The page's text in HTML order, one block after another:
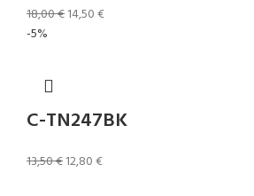
18,00€14,50€
-5%
C-TN247BK
13,50€12,80€